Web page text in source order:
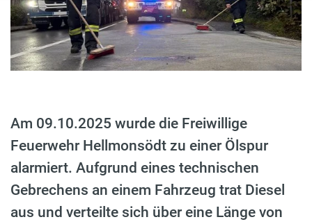
Am 09.10.2025 wurde die Freiwillige
Feuerwehr Hellmonsödt zu einer Ölspur
alarmiert. Aufgrund eines technischen
Gebrechens an einem Fahrzeug trat Diesel
aus und verteilte sich über eine Länge von